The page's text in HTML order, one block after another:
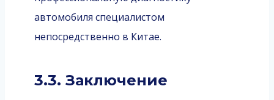
автомобиля специалистом
непосредственно в Китае.
3.3. Заключение